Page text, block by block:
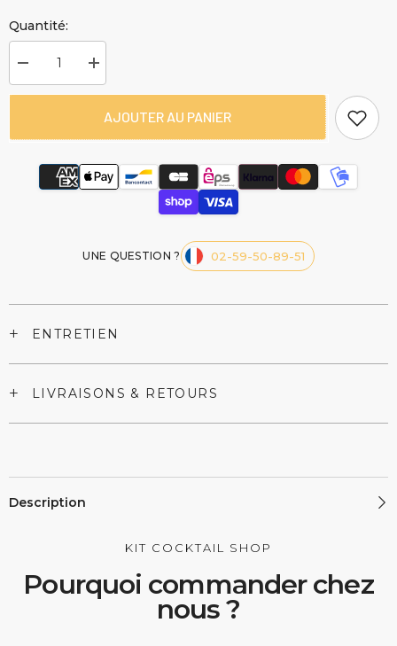
Quantité:
Diminuer
la
quantité
Shot
Carré
Augmenter
la
quantité
Shot
Fond
Carré
AJOUTER AU PANIER
UNE QUESTION ? 02-59-50-89-51
+ ENTRETIEN
+ LIVRAISONS & RETOURS
Description
KIT COCKTAIL SHOP
Pourquoi commander chez
nous ?